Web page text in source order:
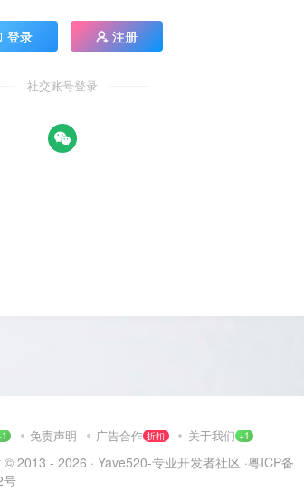
登录 注册
社交账号登录
免责声明 广告合作 折扣 关于我们 +1
2013 - 2026 · Yave520-专业开发者社区 ·粤ICP备
号